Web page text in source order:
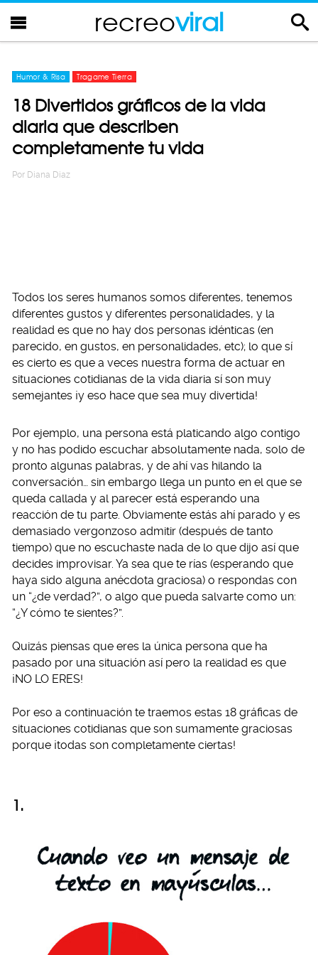
recreoviral
Humor & Risa Tragame Tierra
18 Divertidos gráficos de la vida
diaria que describen
completamente tu vida
Por Diana Diaz
Todos los seres humanos somos diferentes, tenemos
diferentes gustos y diferentes personalidades, y la
realidad es que no hay dos personas idénticas (en
parecido, en gustos, en personalidades, etc); lo que sí
es cierto es que a veces nuestra forma de actuar en
situaciones cotidianas de la vida diaria sí son muy
semejantes ¡y eso hace que sea muy divertida!
Por ejemplo, una persona está platicando algo contigo
y no has podido escuchar absolutamente nada, solo de
pronto algunas palabras, y de ahí vas hilando la
conversación… sin embargo llega un punto en el que se
queda callada y al parecer está esperando una
reacción de tu parte. Obviamente estás ahí parado y es
demasiado vergonzoso admitir (después de tanto
tiempo) que no escuchaste nada de lo que dijo así que
decides improvisar. Ya sea que te rías (esperando que
haya sido alguna anécdota graciosa) o respondas con
un “¿de verdad?”, o algo que pueda salvarte como un:
“¿Y cómo te sientes?”.
Quizás piensas que eres la única persona que ha
pasado por una situación así pero la realidad es que
¡NO LO ERES!
Por eso a continuación te traemos estas 18 gráficas de
situaciones cotidianas que son sumamente graciosas
porque ¡todas son completamente ciertas!
1.